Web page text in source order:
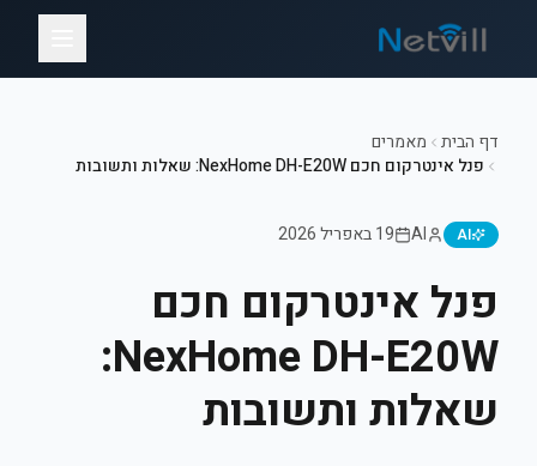
דף הבית
מאמרים
פנל אינטרקום חכם NexHome DH-E20W: שאלות ותשובות
AI
AI 19 באפריל 2026
פנל אינטרקום חכם
NexHome DH-E20W:
שאלות ותשובות